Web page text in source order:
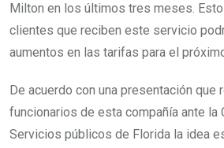
Milton en los últimos tres meses.
clientes que reciben este servicio
aumentos en las tarifas para el
De acuerdo con una presentación que
funcionarios de esta compañía ante la
Servicios públicos de Florida la idea